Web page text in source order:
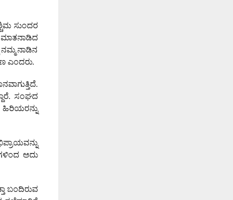
ಸುಂದರ
ಮಾತನಾಡಿದ
ನಾಡಿನ
ಎಂದರು.
ಸಂಘದ
ಅದು
ಬಂದಿರುವ